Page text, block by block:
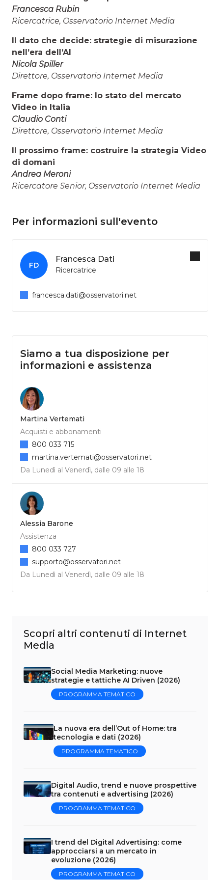
Francesca Rubin
Ricercatrice, Osservatorio Internet Media
Il dato che decide: strategie di misurazione
nell’era dell’AI
Nicola Spiller
Direttore, Osservatorio Internet Media
Frame dopo frame: lo stato del mercato
Video in Italia
Claudio Conti
Direttore, Osservatorio Internet Media
Il prossimo frame: costruire la strategia Video
di domani
Andrea Meroni
Ricercatore Senior, Osservatorio Internet Media
Per informazioni sull'evento
FD
Francesca Dati
Ricercatrice
francesca.dati@osservatori.net
Siamo a tua disposizione per
informazioni e assistenza
Martina Vertemati
Acquisti e abbonamenti
Da Lunedì al Venerdì, dalle 09 alle 18
800 033 715
martina.vertemati@osservatori.net
Alessia Barone
Assistenza
Da Lunedì al Venerdì, dalle 09 alle 18
800 033 727
supporto@osservatori.net
Scopri altri contenuti di Internet
Media
Social Media Marketing: nuove
strategie e tattiche AI Driven (2026)
PROGRAMMA TEMATICO
La nuova era dell’Out of Home: tra
tecnologia e dati (2026)
PROGRAMMA TEMATICO
Digital Audio, trend e nuove prospettive
tra contenuti e advertising (2026)
PROGRAMMA TEMATICO
I trend del Digital Advertising: come
approcciarsi a un mercato in
evoluzione (2026)
PROGRAMMA TEMATICO